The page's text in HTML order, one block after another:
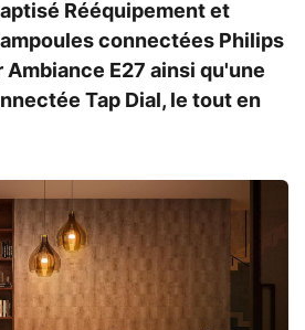
Rééquipement et
connectées Philips
Ambiance E27 ainsi qu'une
Tap Dial, le tout en